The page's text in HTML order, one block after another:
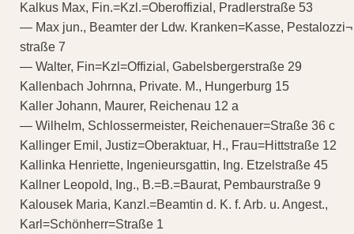
Kalkus Max, Fin.=Kzl.=Oberoffizial, Pradlerstraße 53
— Max jun., Beamter der Ldw. Kranken=Kasse, Pestalozzi¬
straße 7
— Walter, Fin=Kzl=Offizial, Gabelsbergerstraße 29
Kallenbach Johrnna, Private. M., Hungerburg 15
Kaller Johann, Maurer, Reichenau 12 a
— Wilhelm, Schlossermeister, Reichenauer=Straße 36 c
Kallinger Emil, Justiz=Oberaktuar, H., Frau=Hittstraße 12
Kallinka Henriette, Ingenieursgattin, Ing. Etzelstraße 45
Kallner Leopold, Ing., B.=B.=Baurat, Pembaurstraße 9
Kalousek Maria, Kanzl.=Beamtin d. K. f. Arb. u. Angest.,
Karl=Schönherr=Straße 1